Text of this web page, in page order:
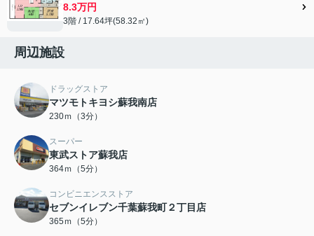
8.3万円
3階 / 17.64坪(58.32㎡)
周辺施設
ドラッグストア
マツモトキヨシ蘇我南店
230ｍ（3分）
スーパー
東武ストア蘇我店
364ｍ（5分）
コンビニエンスストア
セブンイレブン千葉蘇我町２丁目店
365ｍ（5分）